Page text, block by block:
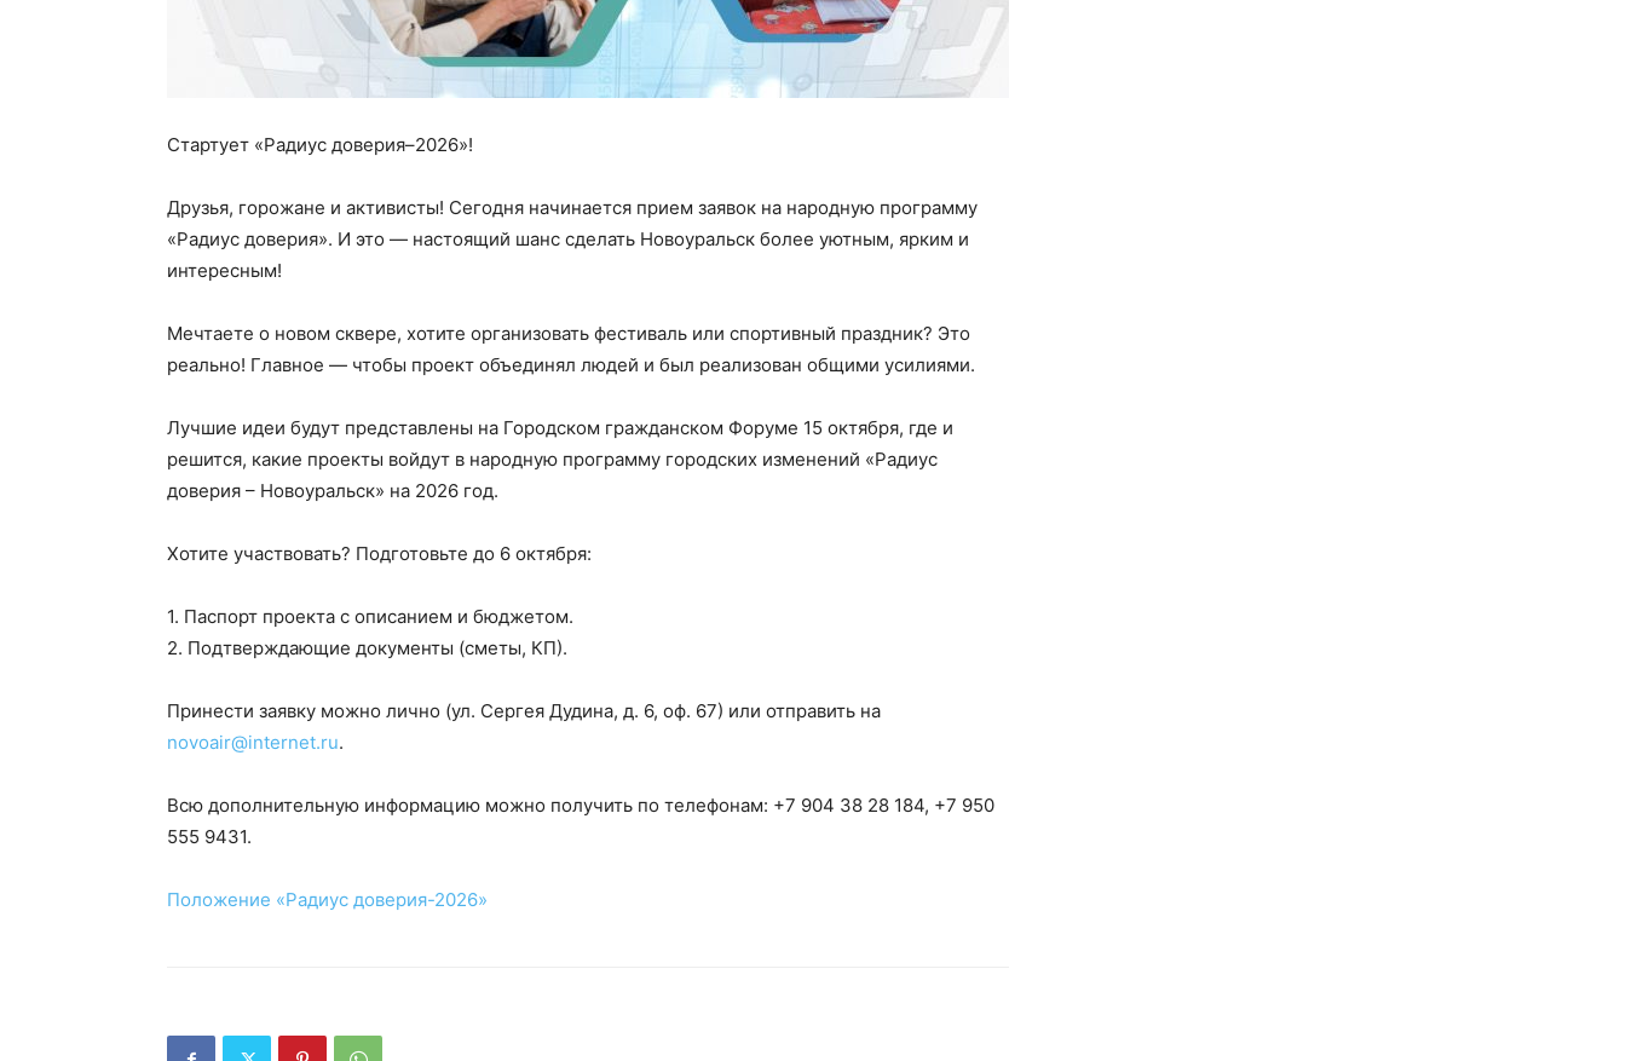
Стартует «Радиус доверия–2026»!
Друзья, горожане и активисты! Сегодня начинается прием заявок на народную программу
«Радиус доверия». И это — настоящий шанс сделать Новоуральск более уютным, ярким и
интересным!
Мечтаете о новом сквере, хотите организовать фестиваль или спортивный праздник? Это
реально! Главное — чтобы проект объединял людей и был реализован общими усилиями.
Лучшие идеи будут представлены на Городском гражданском Форуме 15 октября, где и
решится, какие проекты войдут в народную программу городских изменений «Радиус
доверия – Новоуральск» на 2026 год.
Хотите участвовать? Подготовьте до 6 октября:
1. Паспорт проекта с описанием и бюджетом.
2. Подтверждающие документы (сметы, КП).
Принести заявку можно лично (ул. Сергея Дудина, д. 6, оф. 67) или отправить на
novoair@internet.ru.
Всю дополнительную информацию можно получить по телефонам: +7 904 38 28 184, +7 950
555 9431.
Положение «Радиус доверия-2026»